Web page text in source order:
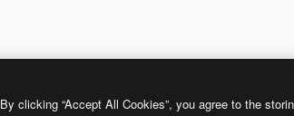
By clicking “Accept All Cookies”, you agree to the